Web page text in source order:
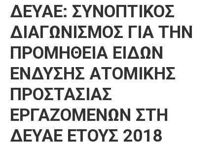
Προσκλήσεις
Αποφάσεις
Τηλέφωνα
Καιρός
ΔΕΥΑΕ: ΣΥΝΟΠΤΙΚΟΣ
ΔΙΑΓΩΝΙΣΜΟΣ ΓΙΑ ΤΗΝ
ΠΡΟΜΗΘΕΙΑ ΕΙΔΩΝ
ΕΝΔΥΣΗΣ ΑΤΟΜΙΚΗΣ
ΠΡΟΣΤΑΣΙΑΣ
ΕΡΓΑΖΟΜΕΝΩΝ ΣΤΗ
ΔΕΥΑΕ ΕΤΟΥΣ 2018